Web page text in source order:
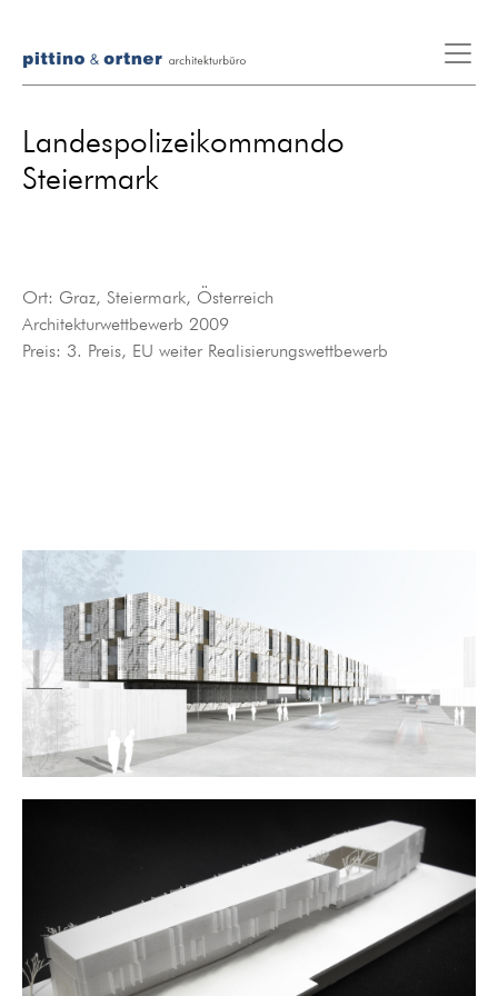
Landespolizeikommando
Steiermark
Ort: Graz, Steiermark, Österreich
Architekturwettbewerb 2009
Preis: 3. Preis, EU weiter Realisierungswettbewerb